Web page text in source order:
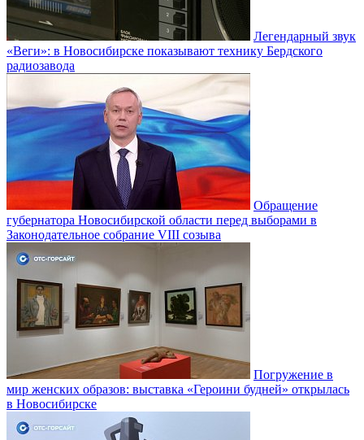
Легендарный звук
«Веги»: в Новосибирске показывают технику Бердского
радиозавода
Обращение
губернатора Новосибирской области перед выборами в
Законодательное собрание VIII созыва
Погружение в
мир женских образов: выставка «Героини будней» открылась
в Новосибирске